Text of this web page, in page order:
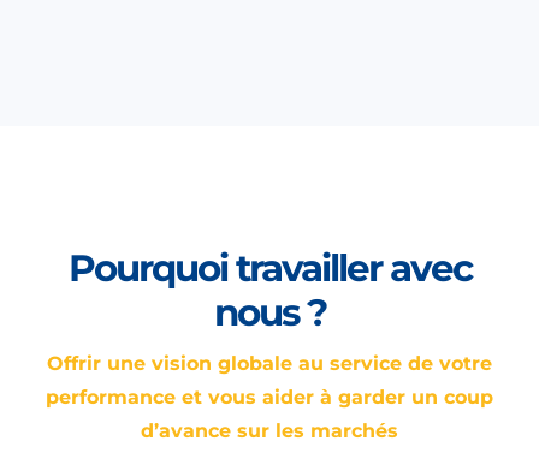
Pourquoi travailler avec
nous ?
Offrir une vision globale au service de votre
performance et vous aider à garder un coup
d’avance sur les marchés